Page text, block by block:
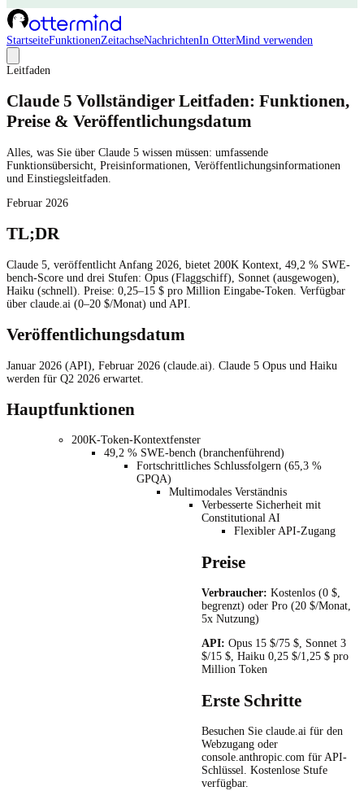
StartseiteFunktionenZeitachseNachrichtenIn OtterMind verwenden
Leitfaden
Claude 5 Vollständiger Leitfaden: Funktionen,
Preise & Veröffentlichungsdatum
Alles, was Sie über Claude 5 wissen müssen: umfassende
Funktionsübersicht, Preisinformationen, Veröffentlichungsinformationen
und Einstiegsleitfaden.
Februar 2026
TL;DR
Claude 5, veröffentlicht Anfang 2026, bietet 200K Kontext, 49,2 % SWE-
bench-Score und drei Stufen: Opus (Flaggschiff), Sonnet (ausgewogen),
Haiku (schnell). Preise: 0,25–15 $ pro Million Eingabe-Token. Verfügbar
über claude.ai (0–20 $/Monat) und API.
Veröffentlichungsdatum
Januar 2026 (API), Februar 2026 (claude.ai). Claude 5 Opus und Haiku
werden für Q2 2026 erwartet.
Hauptfunktionen
200K-Token-Kontextfenster
49,2 % SWE-bench (branchenführend)
Fortschrittliches Schlussfolgern (65,3 %
GPQA)
Multimodales Verständnis
Verbesserte Sicherheit mit
Constitutional AI
Flexibler API-Zugang
Preise
Verbraucher: Kostenlos (0 $,
begrenzt) oder Pro (20 $/Monat,
5x Nutzung)
API: Opus 15 $/75 $, Sonnet 3
$/15 $, Haiku 0,25 $/1,25 $ pro
Million Token
Erste Schritte
Besuchen Sie claude.ai für den
Webzugang oder
console.anthropic.com für API-
Schlüssel. Kostenlose Stufe
verfügbar.